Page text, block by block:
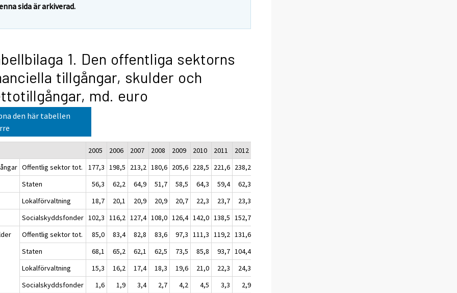
sida är arkiverad.
1. Den offentliga sektorns
tillgångar, skulder och
md. euro
den här tabellen
2005 2006 2007 2008 2009 2010 2011 2012
Offentlig sektor tot. 177,3 198,5 213,2 180,6 205,6 228,5 221,6 238,2
Staten
56,3 62,2 64,9 51,7 58,5 64,3 59,4 62,3
Lokalförvaltning
18,7 20,1 20,9 20,9 20,7 22,3 23,7 23,3
Socialskyddsfonder 102,3 116,2 127,4 108,0 126,4 142,0 138,5 152,7
Offentlig sektor tot. 85,0 83,4 82,8 83,6 97,3 111,3 119,2 131,6
Staten
68,1 65,2 62,1 62,5 73,5 85,8 93,7 104,4
Lokalförvaltning
15,3 16,2 17,4 18,3 19,6 21,0 22,3 24,3
Socialskyddsfonder
1,6 1,9 3,4 2,7 4,2 4,5 3,3 2,9